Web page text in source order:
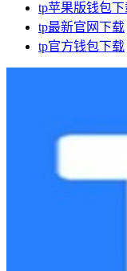
tp苹果版钱包下
tp最新官网下载
tp官方钱包下载